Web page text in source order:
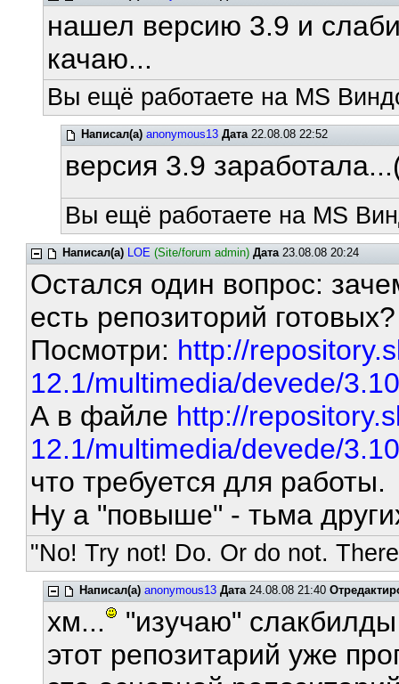
нашел версию 3.9 и
качаю...
Вы ещё работаете на MS
Написал(а) anonymous13 Дата22.08.08 22:52
версия 3.9
Вы ещё работаете на MS
Написал(а) LOE (Site/forum admin) Дата23.08.08 20:24
Остался один вопрос:
есть репозиторий
Посмотри: http://
12.1/multimedia/devede/
А в файле http://
12.1/multimedia/devede/
что требуется для работы.
Ну а "повыше" - тьма
"No! Try not! Do. Or do not.
Написал(а) anonymous13 Дата24.08.08 21:40
хм...
"изучаю"
этот репозитарий уже